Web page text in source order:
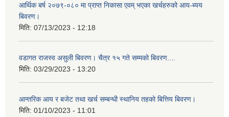
आर्थिक बर्ष २०७९-०८० मा प्राप्त निकासा एवम् भएका खर्चहरुको आय-ब्यय
बिवरण।
मिति: 07/13/2023 - 12:18
वडागत राजस्व असुली बिवरण। चैत्र १५ गते सम्मको बिवरण....
मिति: 03/29/2023 - 13:20
आन्तरिक आय र बजेट तथा खर्च सम्बन्धी स्थानिय तहको बित्तिय बिवरण।
मिति: 01/10/2023 - 11:01